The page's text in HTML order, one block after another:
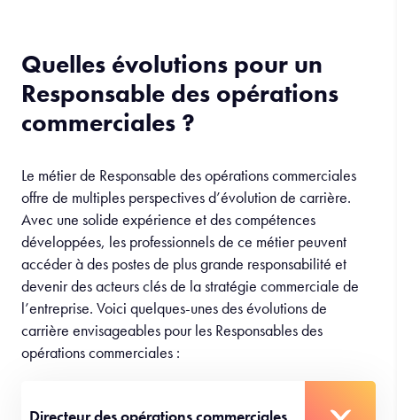
Quelles évolutions pour un
Responsable des opérations
commerciales ?
Le métier de Responsable des opérations commerciales
offre de multiples perspectives d’évolution de carrière.
Avec une solide expérience et des compétences
développées, les professionnels de ce métier peuvent
accéder à des postes de plus grande responsabilité et
devenir des acteurs clés de la stratégie commerciale de
l’entreprise. Voici quelques-unes des évolutions de
carrière envisageables pour les Responsables des
opérations commerciales :
Directeur des opérations commerciales